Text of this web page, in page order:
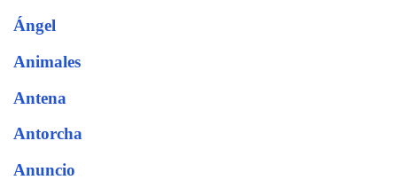
Ángel
Animales
Antena
Antorcha
Anuncio